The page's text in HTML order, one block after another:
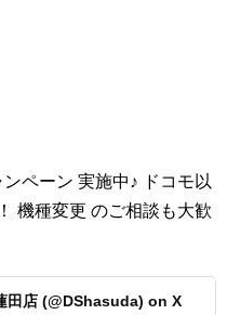
ーン 実施中♪ ドコモ以
機種変更 のご相談も大歓
田店 (@DShasuda) on X